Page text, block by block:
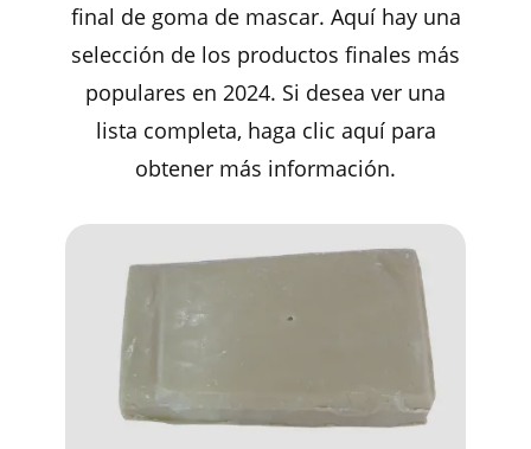
final de goma de mascar. Aquí hay una
selección de los productos finales más
populares en 2024. Si desea ver una
lista completa, haga clic aquí para
obtener más información.